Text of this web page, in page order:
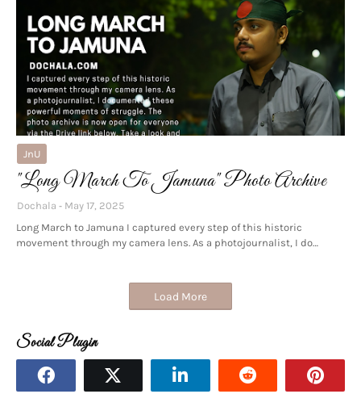
JnU
"Long March To Jamuna" Photo Archive
Dochala
May 17, 2025
Long March to Jamuna I captured every step of this historic
movement through my camera lens. As a photojournalist, I do…
Load More
Social Plugin